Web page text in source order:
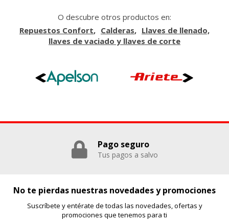
O descubre otros productos en:
Repuestos Confort
Calderas
Llaves de llenado,
llaves de vaciado y llaves de corte
Pago seguro
Tus pagos a salvo
No te pierdas nuestras novedades y promociones
Suscríbete y entérate de todas las novedades, ofertas y
promociones que tenemos para ti
GUARDAR CONFIGURACIÓN
Puedes volver a configurar tus cookies desde la sección
"Configuración de cookies" al pie de la página. También puedes